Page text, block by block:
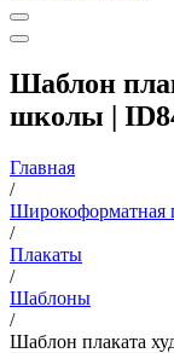
Шаблон
школы |
Главная
/
Широкоформатная
/
Плакаты
/
Шаблоны
/
Шаблон плаката